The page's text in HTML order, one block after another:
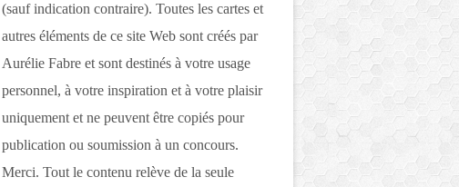
(sauf indication contraire). Toutes les cartes et
autres éléments de ce site Web sont créés par
Aurélie Fabre et sont destinés à votre usage
personnel, à votre inspiration et à votre plaisir
uniquement et ne peuvent être copiés pour
publication ou soumission à un concours.
Merci. Tout le contenu relève de la seule